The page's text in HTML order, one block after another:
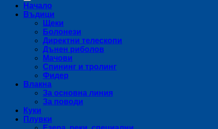
Начало
Въдици
Щеки
Болонези
Директни телескопи
Дънен риболов
Мачови
Спининг и тролинг
Фидер
Влакна
За основна линия
За поводи
Куки
Плувки